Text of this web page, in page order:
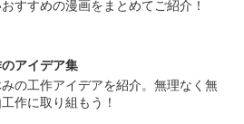
すすめの漫画をまとめてご紹介！
アイデア集
の工作アイデアを紹介。無理なく無
作に取り組もう！